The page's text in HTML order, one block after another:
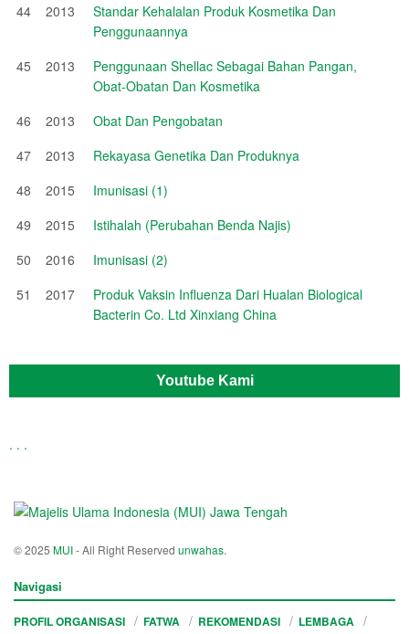
44
2013
Standar Kehalalan Produk Kosmetika Dan
Penggunaannya
45
2013
Penggunaan Shellac Sebagai Bahan Pangan,
Obat-Obatan Dan Kosmetika
46
2013
Obat Dan Pengobatan
47
2013
Rekayasa Genetika Dan Produknya
48
2015
Imunisasi (1)
49
2015
Istihalah (Perubahan Benda Najis)
50
2016
Imunisasi (2)
51
2017
Produk Vaksin Influenza Dari Hualan Biological
Bacterin Co. Ltd Xinxiang China
Youtube Kami
. . .
© 2025 MUI- All Right Reserved unwahas.
Navigasi
PROFIL ORGANISASI FATWA REKOMENDASI
LEMBAGA